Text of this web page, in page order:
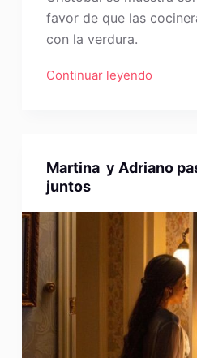
favor de que las
con la verdura.
Continuar leyendo
Martina y Adriano
juntos